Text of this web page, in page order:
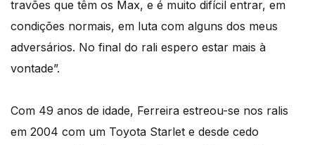
travões que têm os Max, e é muito difícil entrar, em
condições normais, em luta com alguns dos meus
adversários. No final do rali espero estar mais à
vontade”.
Com 49 anos de idade, Ferreira estreou-se nos ralis
em 2004 com um Toyota Starlet e desde cedo